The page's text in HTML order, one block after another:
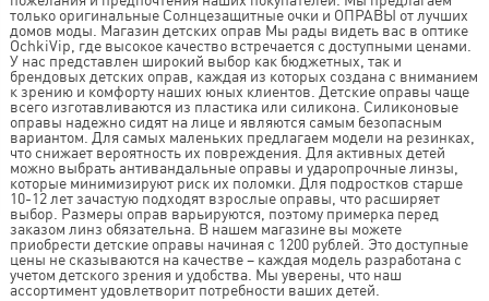
только оригинальные Солнцезащитные очки и ОПРАВЫ от лучших
домов моды. Магазин детских оправ Мы рады видеть вас в оптике
OchkiVip, где высокое качество встречается с доступными ценами.
У нас представлен широкий выбор как бюджетных, так и
брендовых детских оправ, каждая из которых создана с вниманием
к зрению и комфорту наших юных клиентов. Детские оправы чаще
всего изготавливаются из пластика или силикона. Силиконовые
оправы надежно сидят на лице и являются самым безопасным
вариантом. Для самых маленьких предлагаем модели на резинках,
что снижает вероятность их повреждения. Для активных детей
можно выбрать антивандальные оправы и ударопрочные линзы,
которые минимизируют риск их поломки. Для подростков старше
10-12 лет зачастую подходят взрослые оправы, что расширяет
выбор. Размеры оправ варьируются, поэтому примерка перед
заказом линз обязательна. В нашем магазине вы можете
приобрести детские оправы начиная с 1200 рублей. Это доступные
цены не сказываются на качестве – каждая модель разработана с
учетом детского зрения и удобства. Мы уверены, что наш
ассортимент удовлетворит потребности ваших детей.